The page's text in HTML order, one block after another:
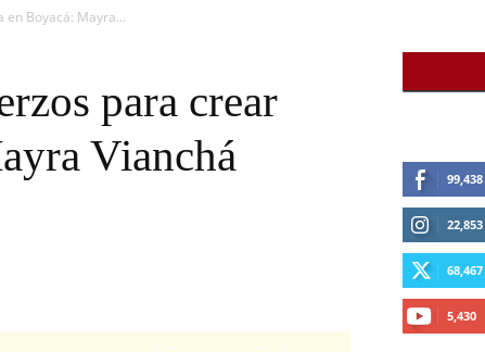
Boyacá: Mayra...
para crear
Vianchá
99,438
22,853
68,467
5,430